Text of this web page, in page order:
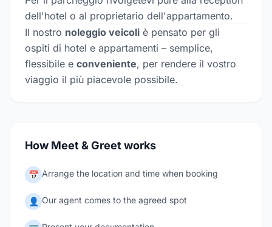
dell'hotel o al proprietario dell'appartamento.
Il nostro noleggio veicoli è pensato per gli
ospiti di hotel e appartamenti – semplice,
flessibile e conveniente, per rendere il vostro
viaggio il più piacevole possibile.
How Meet & Greet works
📅 Arrange the location and time when booking
👤 Our agent comes to the agreed spot